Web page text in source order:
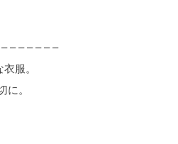
– – – – – –
服。
。